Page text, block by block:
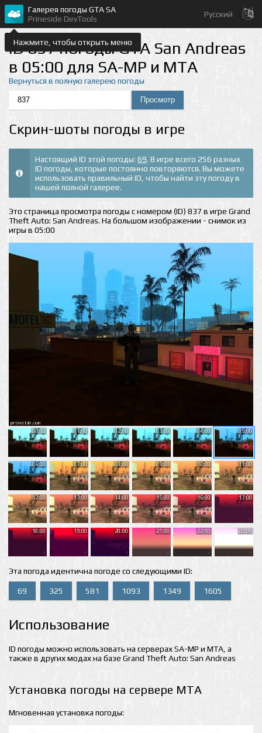
Нажмите, чтобы открыть меню
Галерея погоды GTA SA
Prineside DevTools
Русский
ID 837 погоды GTA San Andreas
в 05:00 для SA-MP и MTA
Вернуться в полную галерею погоды
Скрин-шоты погоды в игре
Настоящий ID этой погоды: 69. В игре всего 256 разных
ID погоды, которые постоянно повторяются. Вы можете
использовать правильный ID, чтобы найти эту погоду в
нашей полной галерее.
Это страница просмотра погоды с номером (ID) 837 в игре Grand
Theft Auto: San Andreas. На большом изображении - снимок из
игры в 05:00
00:00 01:00 02:00 03:00 04:00 05:00
06:00 07:00 08:00 09:00 10:00 11:00
12:00 13:00 14:00 15:00 16:00 17:00
18:00 19:00 20:00 21:00 22:00 23:00
Эта погода идентична погоде со следующими ID:
69 325 581 1093 1349 1605
Использование
ID погоды можно использовать на серверах SA-MP и MTA, а
также в других модах на базе Grand Theft Auto: San Andreas
Установка погоды на сервере MTA
Мгновенная установка погоды: